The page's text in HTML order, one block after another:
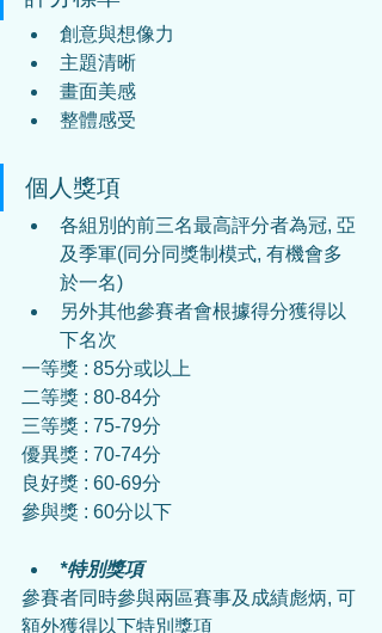
創意與想像力
主題清晰
畫面美感
整體感受
個人獎項
各組別的前三名最高評分者為冠, 亞
及季軍(同分同獎制模式, 有機會多
於一名)
另外其他參賽者會根據得分獲得以
下名次
一等獎 : 85分或以上
二等獎 : 80-84分
三等獎 : 75-79分
優異獎 : 70-74分
良好獎 : 60-69分
參與獎 : 60分以下
*特別獎項
參賽者同時參與兩區賽事及成績彪炳, 可
額外獲得以下特別獎項